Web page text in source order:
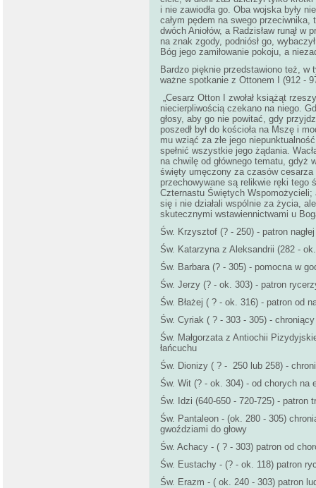
i nie zawiodła go. Oba wojska były
całym pędem na swego przeciwnika,
dwóch Aniołów, a Radzisław runął w
na znak zgody, podniósł go,
Bóg jego zamiłowanie pokoju, a
Bardzo pięknie przedstawiono też, w
ważne spotkanie z Ottonem I (912 -
„Cesarz Otton I zwołał książąt
niecierpliwością czekano na niego.
głosy, aby go nie powitać, gdy
poszedł był do kościoła na Mszę i
mu wziąć za złe jego
spełnić wszystkie jego żądania.
na chwilę od głównego tematu, gdyż
święty umęczony za czasów
przechowywane są relikwie ręki tego
Czternastu Świętych
się i nie działali wspólnie za życia,
skutecznymi wstawiennictwami u
Św. Krzysztof (? - 250) - patron
Św. Katarzyna z Aleksandrii (282 -
Św. Barbara (? - 305) - pomocna w
Św. Jerzy (? - ok. 303) - patron
Św. Błażej ( ? - ok. 316) - patron od
Św. Cyriak ( ? - 303 - 305) -
Św. Małgorzata z Antiochii
łańcuchu
Św. Dionizy ( ? - 250 lub 258) -
Św. Wit (? - ok. 304) - od chorych na
Św. Idzi (640-650 - 720-725) - patron
Św. Pantaleon - (ok. 280 - 305)
gwoździami do głowy
Św. Achacy - ( ? - 303) patron od
Św. Eustachy - (? - ok. 118) patron
Św. Erazm - ( ok. 240 - 303) patron